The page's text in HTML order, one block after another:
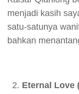
menjadi kasih
satu-satunya
bahkan
Eternal Love